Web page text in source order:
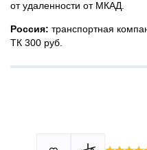
от удаленности от МКАД.
Россия: транспортная
ТК 300 руб.
скидка 25%